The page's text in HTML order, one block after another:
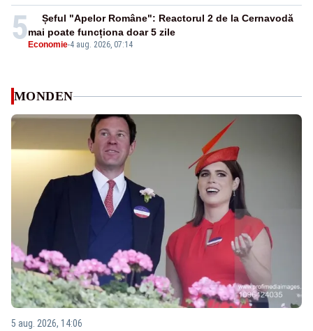
5 Economie-4 aug. 2026, 07:14
Șeful "Apelor Române": Reactorul 2 de la Cernavodă
mai poate funcționa doar 5 zile
MONDEN
5 aug. 2026, 14:06